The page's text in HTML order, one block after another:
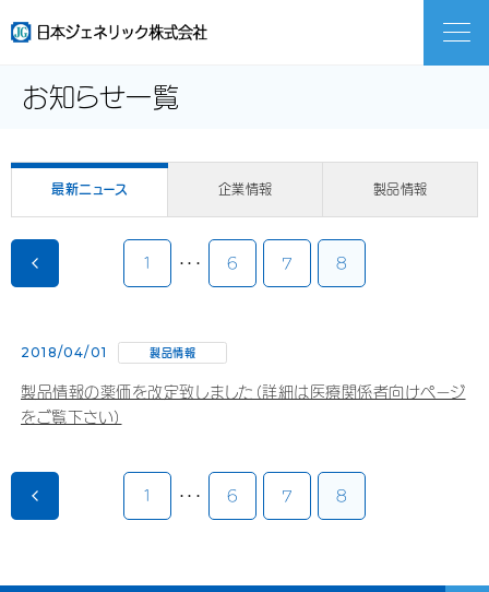
日本ジェネリックとは
ジェネリック医薬品とは
企業情報
お知らせ一覧
最新ニュース 企業情報 製品情報
1 ・・・ 6 7 8
2018/04/01 製品情報
製品情報の薬価を改定致しました（詳細は医療関係者向けページ
をご覧下さい）
1 ・・・ 6 7 8